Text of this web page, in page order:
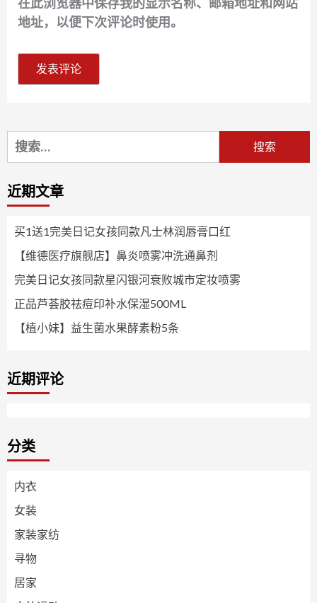
地址，以便下次评论时使用。
搜
索：
近期文章
买1送1完美日记女孩同款凡士林润唇膏口红
【维德医疗旗舰店】鼻炎喷雾冲洗通鼻剂
完美日记女孩同款星闪银河衰败城市定妆喷雾
正品芦荟胶祛痘印补水保湿500ML
【植小妹】益生菌水果酵素粉5条
近期评论
分类
内衣
女装
家装家纺
寻物
居家